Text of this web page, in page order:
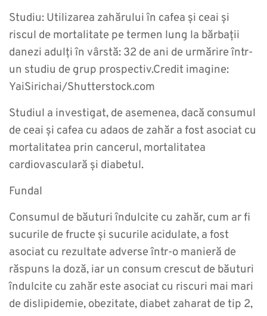
Studiu: Utilizarea zahărului în cafea și ceai și
riscul de mortalitate pe termen lung la bărbații
danezi adulți în vârstă: 32 de ani de urmărire într-
un studiu de grup prospectiv.Credit imagine:
YaiSirichai/Shutterstock.com
Studiul a investigat, de asemenea, dacă consumul
de ceai și cafea cu adaos de zahăr a fost asociat cu
mortalitatea prin cancerul, mortalitatea
cardiovasculară și diabetul.
Fundal
Consumul de băuturi îndulcite cu zahăr, cum ar fi
sucurile de fructe și sucurile acidulate, a fost
asociat cu rezultate adverse într-o manieră de
răspuns la doză, iar un consum crescut de băuturi
îndulcite cu zahăr este asociat cu riscuri mai mari
de dislipidemie, obezitate, diabet zaharat de tip 2,